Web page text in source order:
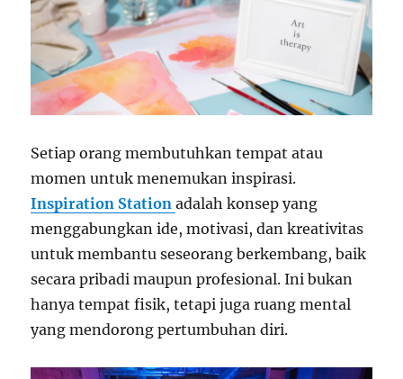
Setiap orang membutuhkan tempat atau
momen untuk menemukan inspirasi.
Inspiration Station adalah konsep yang
menggabungkan ide, motivasi, dan kreativitas
untuk membantu seseorang berkembang, baik
secara pribadi maupun profesional. Ini bukan
hanya tempat fisik, tetapi juga ruang mental
yang mendorong pertumbuhan diri.